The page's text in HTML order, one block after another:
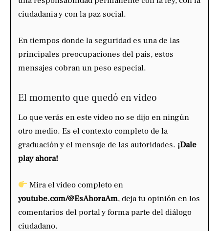
ciudadanía y con la paz social.
En tiempos donde la seguridad es una de las
principales preocupaciones del país, estos
mensajes cobran un peso especial.
El momento que quedó en video
Lo que verás en este video no se dijo en ningún
otro medio. Es el contexto completo de la
graduación y el mensaje de las autoridades. ¡Dale
play ahora!
Mira el video completo en
youtube.com/@EsAhoraAm, deja tu opinión en los
comentarios del portal y forma parte del diálogo
ciudadano.